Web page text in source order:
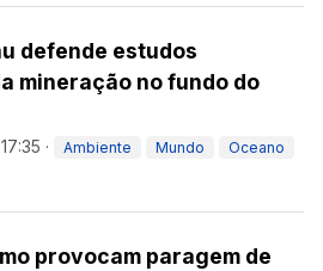
defende estudos
mineração no fundo do
· Ambiente Mundo Oceano
provocam paragem de